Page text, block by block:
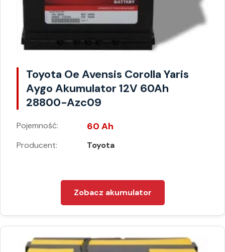
Toyota Oe Avensis Corolla Yaris
Aygo Akumulator 12V 60Ah
28800-Azc09
Pojemność: 60 Ah
Producent: Toyota
Zobacz akumulator